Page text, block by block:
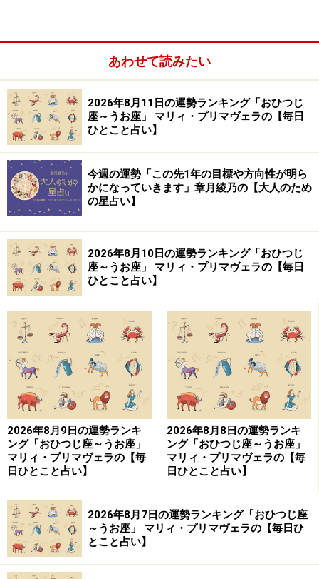
「やぎ座」の今日の運勢
運気は停滞気味。できるだけのんびりして英気を養お
う。
＞あなたの今週の運勢を占う！
10位：うお座／魚座（2月19日～3月20日生
まれ）
「うお座」の今日の運勢
親切が誤解されやすい日。深入りせず、距離を取るのが
◎。
＞あなたの今週の運勢を占う！
9位：おひつじ座／牡羊座（3月21日～4月
19日生まれ）
「おひつじ座」の今日の運勢
公平な立場を保つのが吉。どちらかに偏るとトラブルの
もとに。
あわせて読みたい
2026年8月11日の運勢ランキング「おひつじ
座～うお座」 マリィ・プリマヴェラの【毎日
ひとこと占い】
今週の運勢「この先1年の目標や方向性が明ら
かになっていきます」章月綾乃の【大人のため
の星占い】
2026年8月10日の運勢ランキング「おひつじ
座～うお座」 マリィ・プリマヴェラの【毎日
ひとこと占い】
2026年8月9日の運勢ランキ
ング「おひつじ座～うお座」
マリィ・プリマヴェラの【毎
日ひとこと占い】
2026年8月8日の運勢ランキ
ング「おひつじ座～うお座」
マリィ・プリマヴェラの【毎
日ひとこと占い】
2026年8月7日の運勢ランキング「おひつじ座
～うお座」 マリィ・プリマヴェラの【毎日ひ
とこと占い】